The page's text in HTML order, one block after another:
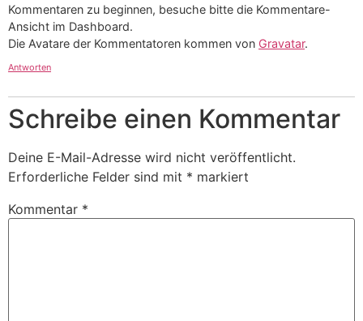
Kommentaren zu beginnen, besuche bitte die Kommentare-
Ansicht im Dashboard.
Die Avatare der Kommentatoren kommen von Gravatar.
Antworten
Schreibe einen Kommentar
Deine E-Mail-Adresse wird nicht veröffentlicht.
Erforderliche Felder sind mit * markiert
Kommentar *